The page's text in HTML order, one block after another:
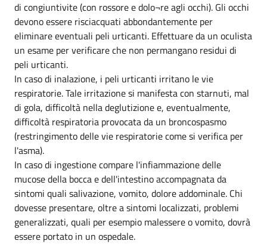
di congiuntivite (con rossore e dolo¬re agli occhi). Gli occhi
devono essere risciacquati abbondantemente per
eliminare eventuali peli urticanti. Effettuare da un oculista
un esame per verificare che non permangano residui di
peli urticanti.
In caso di inalazione, i peli urticanti irritano le vie
respiratorie. Tale irritazione si manifesta con starnuti, mal
di gola, difficoltà nella deglutizione e, eventualmente,
difficoltà respiratoria provocata da un broncospasmo
(restringimento delle vie respiratorie come si verifica per
l'asma).
In caso di ingestione compare l'infiammazione delle
mucose della bocca e dell'intestino accompagnata da
sintomi quali salivazione, vomito, dolore addominale. Chi
dovesse presentare, oltre a sintomi localizzati, problemi
generalizzati, quali per esempio malessere o vomito, dovrà
essere portato in un ospedale.